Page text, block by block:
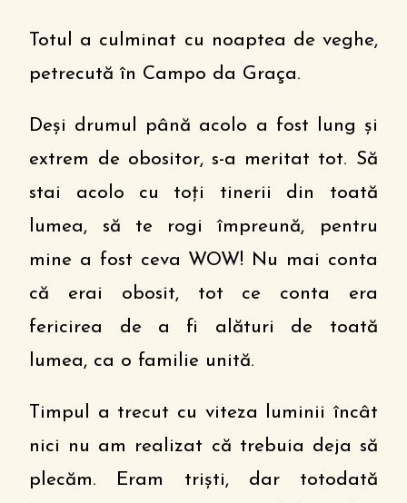
Totul a culminat cu noaptea de veghe,
petrecută în Campo da Graça.
Deși drumul până acolo a fost lung și
extrem de obositor, s-a meritat tot. Să
stai acolo cu toți tinerii din toată
lumea, să te rogi împreună, pentru
mine a fost ceva WOW! Nu mai conta
că erai obosit, tot ce conta era
fericirea de a fi alături de toată
lumea, ca o familie unită.
Timpul a trecut cu viteza luminii încât
nici nu am realizat că trebuia deja să
plecăm. Eram triști, dar totodată